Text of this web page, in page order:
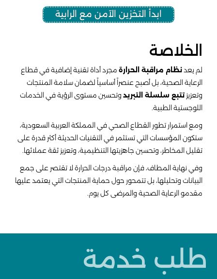
ابدأ التخزين الآمن مع الرابية
الخلاصة
لم يعدنظام مراقبة الحرارة مجرد أداة تقنية إضافية في قطاع
الرعاية الصحية، بل أصبح عنصراً أساسياً لضمان سلامة المنتجات
وتعزيزتتبع سلسلة التبريد وتحسين مستوى الرؤية في الخدمات
اللوجستية الطبية.
ومع استمرار تطور القطاع الصحي في المملكة العربية السعودية،
ستكون المؤسسات التي تستثمر في التقنيات الحديثة أكثر قدرة على
تقليل المخاطر، وتحسين جاهزيتها التنظيمية، وتعزيز ثقة عملائها.
وفي نهاية المطاف، فإن مراقبة درجات الحرارة لا تقتصر على جمع
البيانات وتحليلها، بل تتمحور حول حماية المنتجات التي يعتمد عليها
مقدمو الرعاية الصحية والمرضى كل يوم.
طلب خدمة